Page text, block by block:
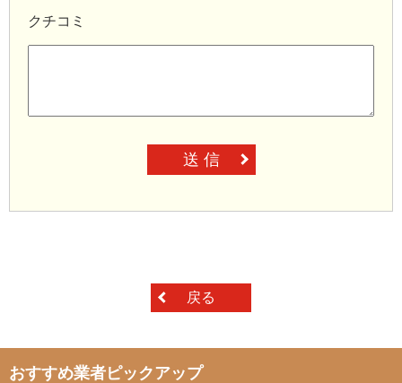
クチコミ
送 信
戻る
おすすめ業者ピックアップ